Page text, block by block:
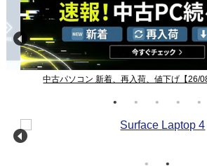
中古パソコン 新着、再入荷、値下げ【26/